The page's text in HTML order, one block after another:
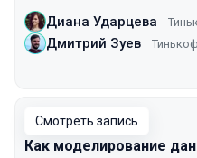
Диана Ударцева
Дмитрий Зуев
Смотреть запись
Как моделирование